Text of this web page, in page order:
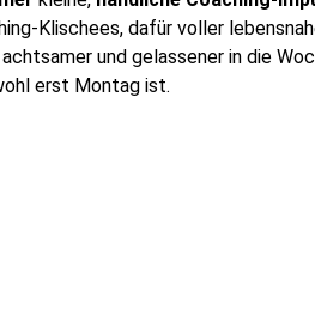
Klischees, dafür voller
und gelassener in die
erst Montag ist.